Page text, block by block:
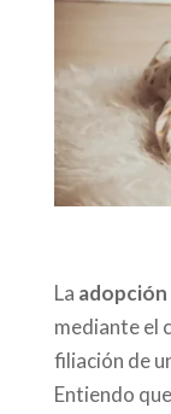
La adopción
mediante el
filiación de
Entiendo